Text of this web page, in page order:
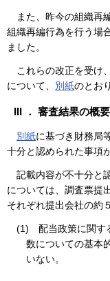
また、昨今の組織再
組織再編行為を行う場
ました。
これらの改正を受け
について、 別紙のとお
III ． 審査結果の概要
別紙に基づき財務局
十分と認められた事項
記載内容が不十分と
については、調査票提
それぞれ提出会社の約
(1)
配当政策に関す
数についての基本
いない。